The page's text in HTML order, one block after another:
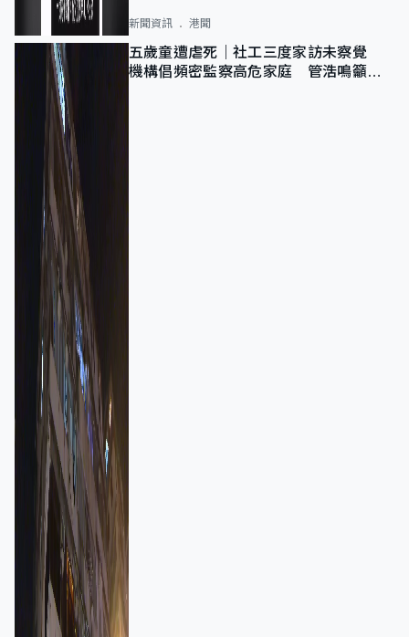
新聞資訊 港聞
五歲童遭虐死｜社工三度家訪未察覺
機構倡頻密監察高危家庭 管浩鳴籲加